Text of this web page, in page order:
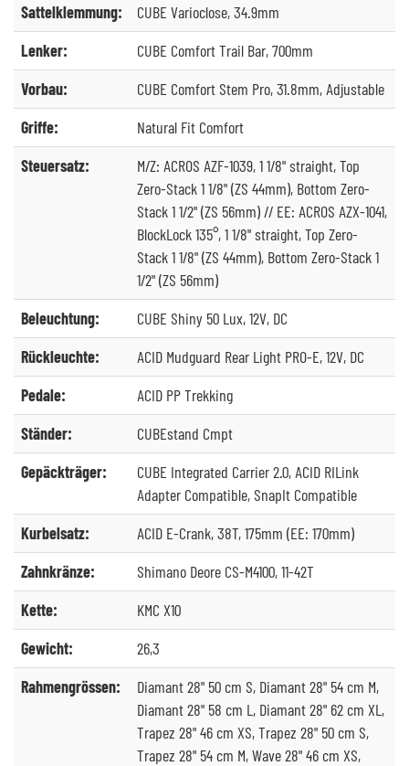
Sattelklemmung:
CUBE Varioclose, 34.9mm
Lenker:
CUBE Comfort Trail Bar, 700mm
Vorbau:
CUBE Comfort Stem Pro, 31.8mm, Adjustable
Griffe:
Natural Fit Comfort
Steuersatz:
M/Z: ACROS AZF-1039, 1 1/8" straight, Top
Zero-Stack 1 1/8" (ZS 44mm), Bottom Zero-
Stack 1 1/2" (ZS 56mm) // EE: ACROS AZX-1041,
BlockLock 135°, 1 1/8" straight, Top Zero-
Stack 1 1/8" (ZS 44mm), Bottom Zero-Stack 1
1/2" (ZS 56mm)
Beleuchtung:
CUBE Shiny 50 Lux, 12V, DC
Rückleuchte:
ACID Mudguard Rear Light PRO-E, 12V, DC
Pedale:
ACID PP Trekking
Ständer:
CUBEstand Cmpt
Gepäckträger:
CUBE Integrated Carrier 2.0, ACID RILink
Adapter Compatible, SnapIt Compatible
Kurbelsatz:
ACID E-Crank, 38T, 175mm (EE: 170mm)
Zahnkränze:
Shimano Deore CS-M4100, 11-42T
Kette:
KMC X10
Gewicht:
26,3
Rahmengrössen:
Diamant 28" 50 cm S, Diamant 28" 54 cm M,
Diamant 28" 58 cm L, Diamant 28" 62 cm XL,
Trapez 28" 46 cm XS, Trapez 28" 50 cm S,
Trapez 28" 54 cm M, Wave 28" 46 cm XS,